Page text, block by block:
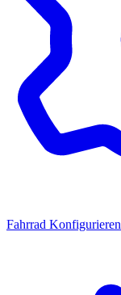
Fahrrad Konfigurieren